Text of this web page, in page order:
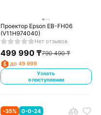
Проектор Epson EB-FH06
(V11H974040)
Нет отзывов
499 990 ₸790 490₸
до 49 999
Узнать
о поступлении
-35% 0-0-24